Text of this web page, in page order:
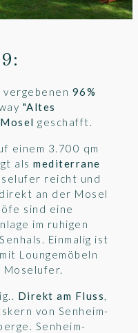
96%
"Altes
Mosel geschafft.
einem 3.700 qm
als mediterrane
reicht und
an der Mosel
sind eine
im ruhigen
Einmalig ist
Loungemöbeln
Moselufer.
Direkt am Fluss,
von Senheim-
Senheim-